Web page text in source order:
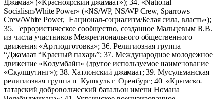
Джамаа» («Красноярский джамаат»); 34. «National
Socialism/White Power» («NS/WP, NS/WP Crew, Sparrows
Crew/White Power, Национал-социализм/Белая сила, власть»);
35. Террористическое сообщество, созданное Мальцевым В.В.
из числа участников Межрегионального общественного
движения «Артподготовка»; 36. Религиозная группа
“Джамаат “Красный пахарь”; 37. Международное молодежное
движение «Колумбайн» (другое используемое наименование
«Скулшутинг»); 38. Хатлонский джамаат; 39. Мусульманская
религиозная группа п. Кушкуль г. Оренбург; 40. «Крымско-
татарский добровольческий батальон имени Номана